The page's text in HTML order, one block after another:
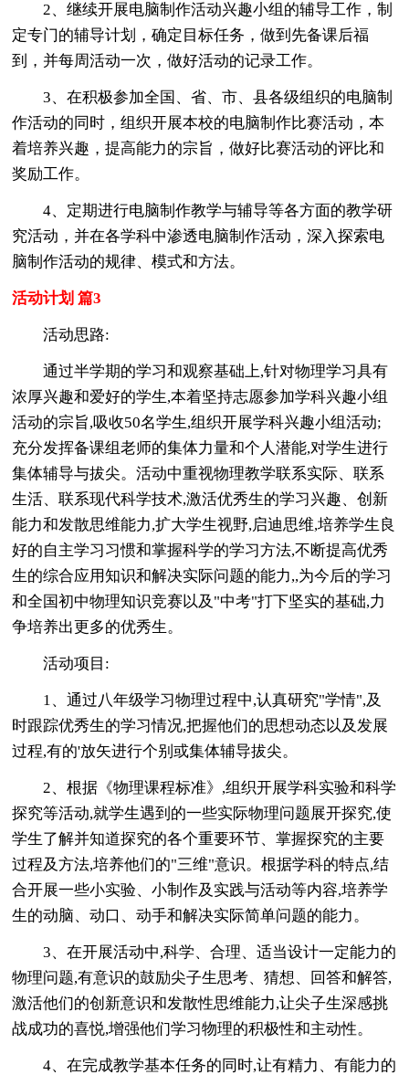
2、继续开展电脑制作活动兴趣小组的辅导工作，制
定专门的辅导计划，确定目标任务，做到先备课后福
到，并每周活动一次，做好活动的记录工作。
3、在积极参加全国、省、市、县各级组织的电脑制
作活动的同时，组织开展本校的电脑制作比赛活动，本
着培养兴趣，提高能力的宗旨，做好比赛活动的评比和
奖励工作。
4、定期进行电脑制作教学与辅导等各方面的教学研
究活动，并在各学科中渗透电脑制作活动，深入探索电
脑制作活动的规律、模式和方法。
活动计划 篇3
活动思路:
通过半学期的学习和观察基础上,针对物理学习具有
浓厚兴趣和爱好的学生,本着坚持志愿参加学科兴趣小组
活动的宗旨,吸收50名学生,组织开展学科兴趣小组活动;
充分发挥备课组老师的集体力量和个人潜能,对学生进行
集体辅导与拔尖。活动中重视物理教学联系实际、联系
生活、联系现代科学技术,激活优秀生的学习兴趣、创新
能力和发散思维能力,扩大学生视野,启迪思维,培养学生良
好的自主学习习惯和掌握科学的学习方法,不断提高优秀
生的综合应用知识和解决实际问题的能力,,为今后的学习
和全国初中物理知识竞赛以及"中考"打下坚实的基础,力
争培养出更多的优秀生。
活动项目:
1、通过八年级学习物理过程中,认真研究"学情",及
时跟踪优秀生的学习情况,把握他们的思想动态以及发展
过程,有的'放矢进行个别或集体辅导拔尖。
2、根据《物理课程标准》,组织开展学科实验和科学
探究等活动,就学生遇到的一些实际物理问题展开探究,使
学生了解并知道探究的各个重要环节、掌握探究的主要
过程及方法,培养他们的"三维"意识。根据学科的特点,结
合开展一些小实验、小制作及实践与活动等内容,培养学
生的动脑、动口、动手和解决实际简单问题的能力。
3、在开展活动中,科学、合理、适当设计一定能力的
物理问题,有意识的鼓励尖子生思考、猜想、回答和解答,
激活他们的创新意识和发散性思维能力,让尖子生深感挑
战成功的喜悦,增强他们学习物理的积极性和主动性。
4、在完成教学基本任务的同时,让有精力、有能力的